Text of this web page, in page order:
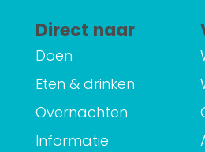
Direct naar
Doen
Eten & drinken
Overnachten
Informatie